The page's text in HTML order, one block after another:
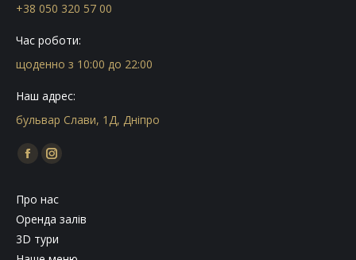
+38 050 320 57 00
Час роботи:
щоденно з 10:00 до 22:00
Наш адрес:
бульвар Слави, 1Д, Дніпро
Find us on:
Facebook
opens
in
new
Instagram
opens
in
new
Про нас
Оренда залів
3D тури